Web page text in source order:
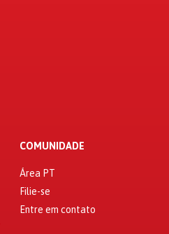
COMUNIDADE
Área PT
Filie-se
Entre em contato